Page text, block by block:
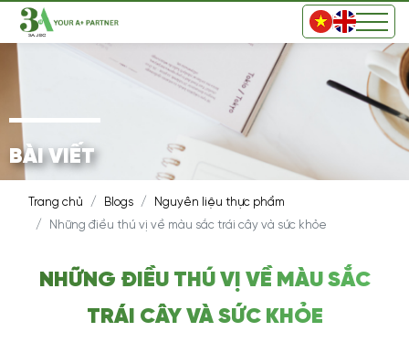
BÀI VIẾT
Trang chủ Blogs
Nguyên liệu thực phẩm
Những điều thú vị về màu sắc trái cây và sức khỏe
NHỮNG ĐIỀU THÚ VỊ VỀ MÀU SẮC
TRÁI CÂY VÀ SỨC KHỎE